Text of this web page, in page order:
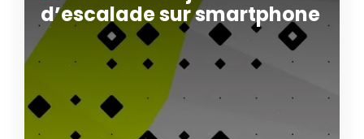
d’escalade sur smartphone